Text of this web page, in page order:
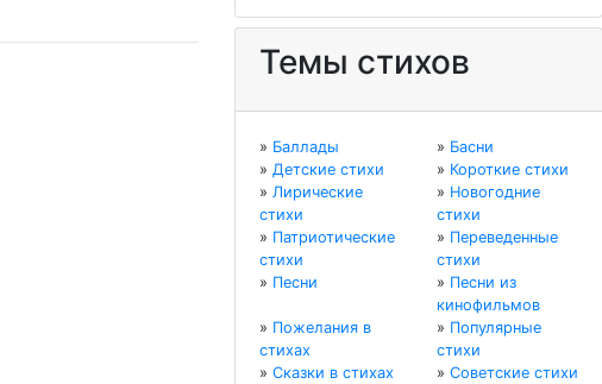
Темы стихов
» Баллады » Басни
» Детские стихи » Короткие стихи
» Лирические
стихи
» Новогодние
стихи
» Патриотические
стихи
» Переведенные
стихи
» Песни » Песни из
кинофильмов
» Пожелания в
стихах
» Популярные
стихи
» Сказки в стихах » Советские стихи